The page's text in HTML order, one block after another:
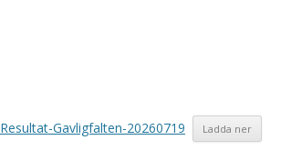
Resultat-Gavligfalten-20260719 Ladda ner